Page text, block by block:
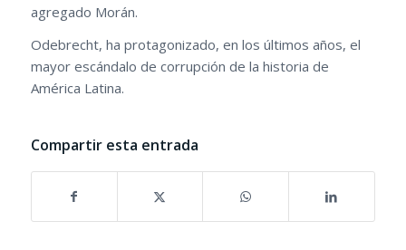
agregado Morán.
Odebrecht, ha protagonizado, en los últimos años, el
mayor escándalo de corrupción de la historia de
América Latina.
Compartir esta entrada